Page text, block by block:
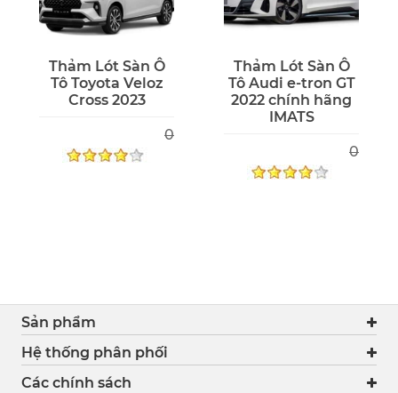
Thảm Lót Sàn Ô
Tô Toyota Veloz
Cross 2023
0
Thảm Lót Sàn Ô
Tô Audi e-tron GT
2022 chính hãng
IMATS
0
Sản phẩm
Hệ thống phân phối
Các chính sách